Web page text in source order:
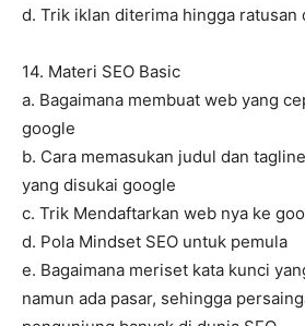
d. Trik iklan diterima hingga ratusan
14. Materi SEO Basic
a. Bagaimana membuat web yang
google
b. Cara memasukan judul dan
yang disukai google
c. Trik Mendaftarkan web nya ke
d. Pola Mindset SEO untuk pemula
e. Bagaimana meriset kata kunci
namun ada pasar, sehingga